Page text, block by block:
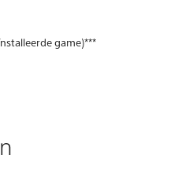
game)***